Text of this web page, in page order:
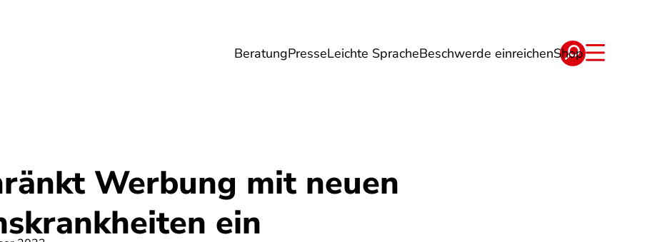
BeratungPresseLeichte SpracheBeschwerde einreichenShop
Gesundheit & Pflege Energie Reise Verträge
Werbung mit neuen
ein